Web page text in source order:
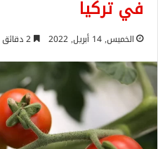
في تركيا
الخميس, 14 أبريل, 2022